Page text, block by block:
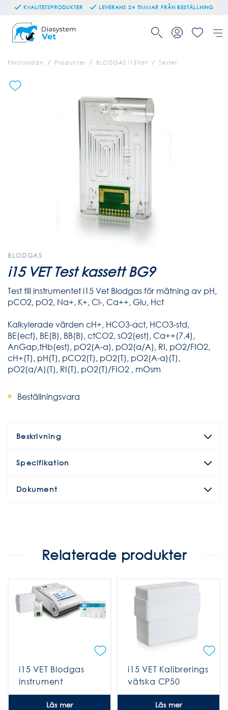
KVALITETSPRODUKTER LEVERANS 24 TIMMAR FRÅN BESTÄLLNING
Förstasidan Produkter BLODGAS i15Vet Tester
BLODGAS
i15 VET Test kassett BG9
Test till instrumentet i15 Vet Blodgas för mätning av pH,
pCO2, pO2, Na+, K+, Cl-, Ca++, Glu, Hct
Kalkylerade värden cH+, HCO3-act, HCO3-std,
BE(ecf), BE(B), BB(B), ctCO2, sO2(est), Ca++(7.4),
AnGap,tHb(est), pO2(A-a), pO2(a/A), RI, pO2/FIO2,
cH+(T), pH(T), pCO2(T), pO2(T), pO2(A-a)(T),
pO2(a/A)(T), RI(T), pO2(T)/FIO2 , mOsm
Beställningsvara
Beskrivning
Specifikation
Dokument
Relaterade produkter
i15 VET Blodgas
instrument
Läs mer
i15 VET Kalibrerings
vätska CP50
Läs mer